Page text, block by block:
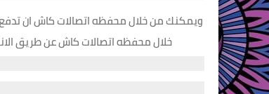
ويمكنك من خلال محفظه اتصالات كاش ان تدفع
خلال محفظه اتصالات كاش عن طريق